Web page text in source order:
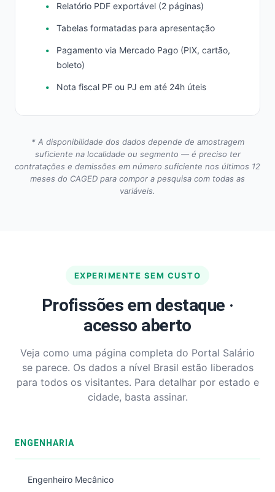
Relatório PDF exportável (2 páginas)
Tabelas formatadas para apresentação
Pagamento via Mercado Pago (PIX, cartão,
boleto)
Nota fiscal PF ou PJ em até 24h úteis
* A disponibilidade dos dados depende de amostragem
suficiente na localidade ou segmento — é preciso ter
contratações e demissões em número suficiente nos últimos 12
meses do CAGED para compor a pesquisa com todas as
variáveis.
EXPERIMENTE SEM CUSTO
Profissões em destaque ·
acesso aberto
Veja como uma página completa do Portal Salário
se parece. Os dados a nível Brasil estão liberados
para todos os visitantes. Para detalhar por estado e
cidade, basta assinar.
ENGENHARIA
Engenheiro Mecânico